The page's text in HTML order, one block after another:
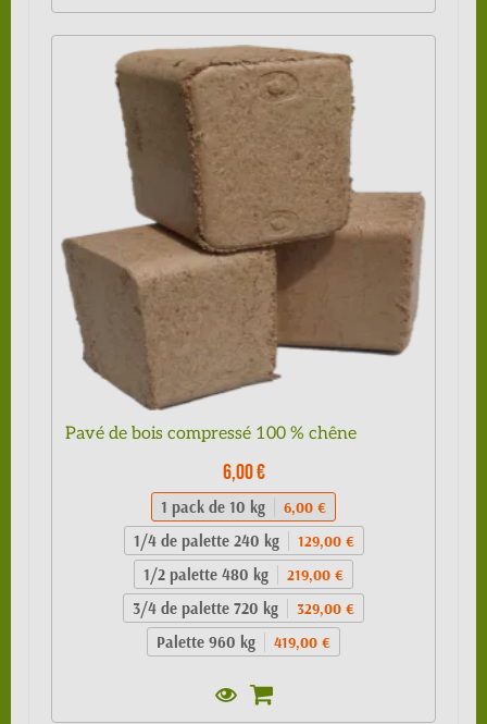
Pavé de bois compressé 100 % chêne
6,00 €
1 pack de 10 kg 6,00 €
1/4 de palette 240 kg 129,00 €
1/2 palette 480 kg 219,00 €
3/4 de palette 720 kg 329,00 €
Palette 960 kg 419,00 €